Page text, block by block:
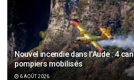
Nouvel incendie dans l’Aude : 4
pompiers mobilisés
6 AOÛT 2026